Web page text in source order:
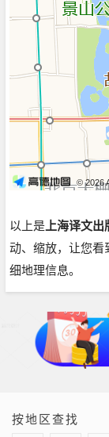
© 2026
以上是上海译文出
动、缩放，让您看
细地理信息。
按地区查找